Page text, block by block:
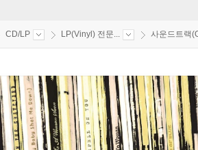
CD/LP LP(Vinyl) 전문... 사운드트랙